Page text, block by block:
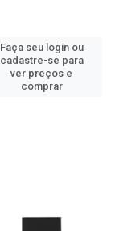
Faça seu login ou
cadastre-se para
ver preços e
comprar